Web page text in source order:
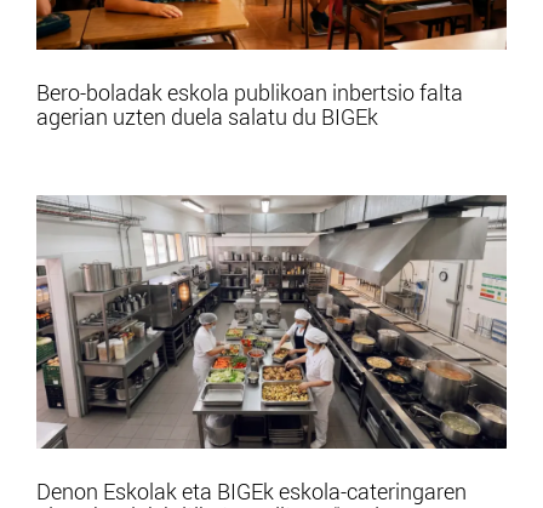
Bero-boladak eskola publikoan inbertsio falta
agerian uzten duela salatu du BIGEk
Denon Eskolak eta BIGEk eskola-cateringaren